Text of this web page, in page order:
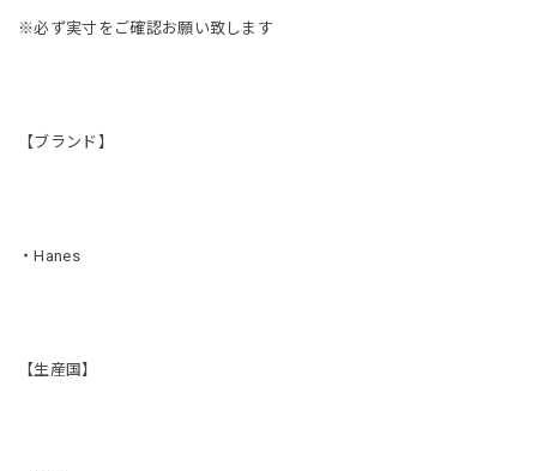
※必ず実寸をご確認お願い致します
【ブランド】
・Hanes
【生産国】